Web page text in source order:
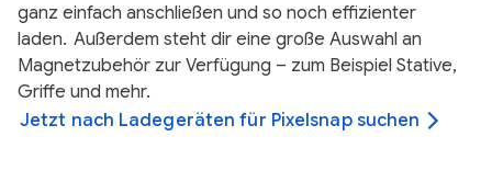
ganz einfach anschließen und so noch effizienter
laden. Außerdem steht dir eine große Auswahl an
Magnetzubehör zur Verfügung – zum Beispiel Stative,
Griffe und mehr.
Jetzt nach Ladegeräten für Pixelsnap suchen